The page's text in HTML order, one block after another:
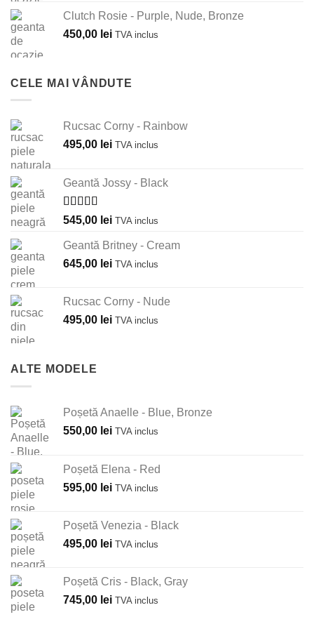
Clutch Rosie - Purple, Nude, Bronze
450,00 lei TVA inclus
CELE MAI VÂNDUTE
Rucsac Corny - Rainbow
495,00 lei TVA inclus
Geantă Jossy - Black
Evaluat la
din 5
545,00 lei TVA inclus
Geantă Britney - Cream
645,00 lei TVA inclus
Rucsac Corny - Nude
495,00 lei TVA inclus
ALTE MODELE
Poșetă Anaelle - Blue, Bronze
550,00 lei TVA inclus
Poșetă Elena - Red
595,00 lei TVA inclus
Poșetă Venezia - Black
495,00 lei TVA inclus
Poșetă Cris - Black, Gray
745,00 lei TVA inclus